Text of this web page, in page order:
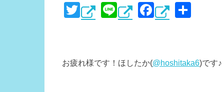
T
wi
er
Li
n
F
a
e
お疲れ様です！ほしたか(@hoshitaka6)です♪